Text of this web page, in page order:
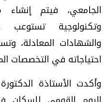
الجامعي، فيتم
وتكنولوجية تستوعب
والشهادات المعادلة،
احتياجاته في التخصصات
وأكدت الأستاذة